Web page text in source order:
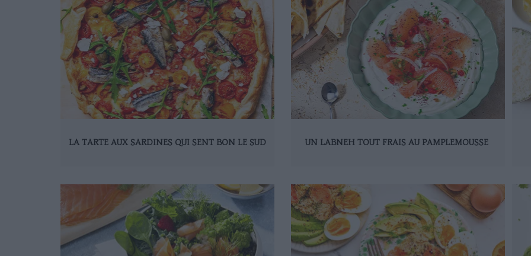
LA TARTE AUX SARDINES QUI SENT BON LE SUD UN LABNEH TOUT FRAIS AU PAMPLEMOUSSE